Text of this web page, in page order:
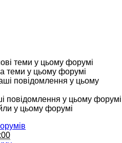
теми у цьому форумі
теми у цьому форумі
повідомлення у цьому
повідомлення у цьому форумі
у цьому форумі